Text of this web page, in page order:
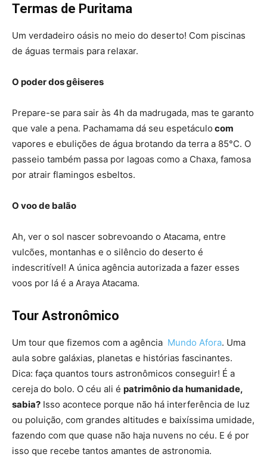
Termas de Puritama
Um verdadeiro oásis no meio do deserto! Com piscinas
de águas termais para relaxar.
O poder dos gêiseres
Prepare-se para sair às 4h da madrugada, mas te garanto
que vale a pena. Pachamama dá seu espetáculo com
vapores e ebulições de água brotando da terra a 85°C. O
passeio também passa por lagoas como a Chaxa, famosa
por atrair flamingos esbeltos.
O voo de balão
Ah, ver o sol nascer sobrevoando o Atacama, entre
vulcões, montanhas e o silêncio do deserto é
indescritível! A única agência autorizada a fazer esses
voos por lá é a Araya Atacama.
Tour Astronômico
Um tour que fizemos com a agência Mundo Afora. Uma
aula sobre galáxias, planetas e histórias fascinantes.
Dica: faça quantos tours astronômicos conseguir! É a
cereja do bolo. O céu ali é patrimônio da humanidade,
sabia? Isso acontece porque não há interferência de luz
ou poluição, com grandes altitudes e baixíssima umidade,
fazendo com que quase não haja nuvens no céu. E é por
isso que recebe tantos amantes de astronomia.